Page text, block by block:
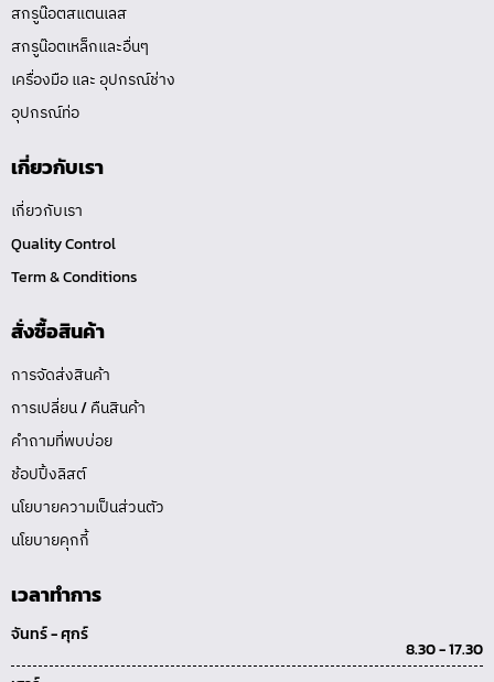
สกรูน๊อตสแตนเลส
สกรูน๊อตเหล็กและอื่นๆ
เครื่องมือ และ อุปกรณ์ช่าง
อุปกรณ์ท่อ
เกี่ยวกับเรา
เกี่ยวกับเรา
Quality Control
Term & Conditions
สั่งซื้อสินค้า
การจัดส่งสินค้า
การเปลี่ยน / คืนสินค้า
คำถามที่พบบ่อย
ช้อปปิ้งลิสต์
นโยบายความเป็นส่วนตัว
นโยบายคุกกี้
เวลาทำการ
จันทร์ - ศุกร์
8.30 - 17.30